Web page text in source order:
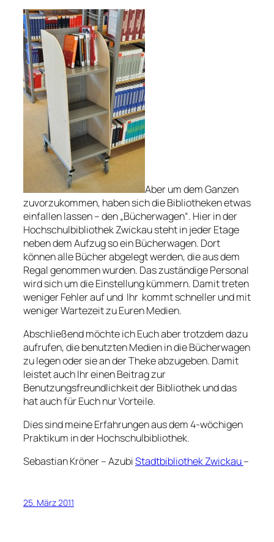
Aber um dem Ganzen
zuvorzukommen, haben sich die Bibliotheken etwas
einfallen lassen – den „Bücherwagen“. Hier in der
Hochschulbibliothek Zwickau steht in jeder Etage
neben dem Aufzug so ein Bücherwagen. Dort
können alle Bücher abgelegt werden, die aus dem
Regal genommen wurden. Das zuständige Personal
wird sich um die Einstellung kümmern. Damit treten
weniger Fehler auf und Ihr kommt schneller und mit
weniger Wartezeit zu Euren Medien.
Abschließend möchte ich Euch aber trotzdem dazu
aufrufen, die benutzten Medien in die Bücherwagen
zu legen oder sie an der Theke abzugeben. Damit
leistet auch Ihr einen Beitrag zur
Benutzungsfreundlichkeit der Bibliothek und das
hat auch für Euch nur Vorteile.
Dies sind meine Erfahrungen aus dem 4-wöchigen
Praktikum in der Hochschulbibliothek.
Sebastian Kröner – AzubiStadtbibliothek Zwickau–
25. März 2011